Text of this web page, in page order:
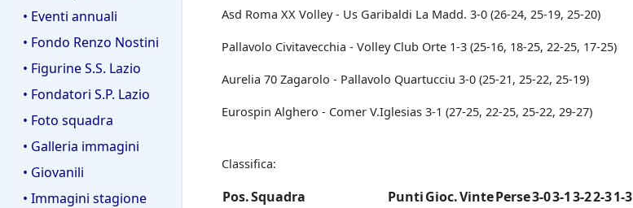
• Eventi annuali
• Fondo Renzo Nostini
• Figurine S.S. Lazio
• Fondatori S.P. Lazio
• Foto squadra
• Galleria immagini
• Giovanili
• Immagini stagione
Asd Roma XX Volley - Us Garibaldi La Madd. 3-0 (26-24, 25-19, 25-20)
Pallavolo Civitavecchia - Volley Club Orte 1-3 (25-16, 18-25, 22-25, 17-25)
Aurelia 70 Zagarolo - Pallavolo Quartucciu 3-0 (25-21, 25-22, 25-19)
Eurospin Alghero - Comer V.Iglesias 3-1 (27-25, 22-25, 25-22, 29-27)
Classifica:
Pos.Squadra PuntiGioc.VintePerse3-03-13-22-31-3